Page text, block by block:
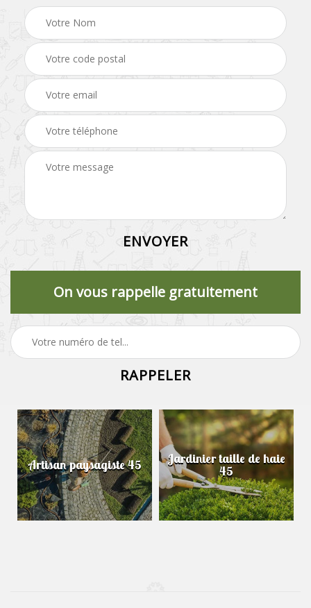
On vous rappelle gratuitement
Artisan paysagiste 45 Jardinier taille de haie
45